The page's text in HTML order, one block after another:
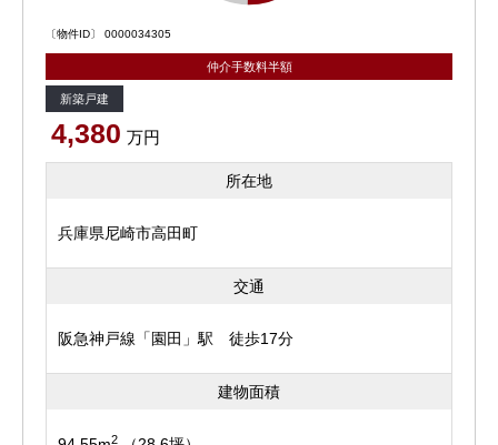
〔物件ID〕 0000034305
仲介手数料半額
新築戸建
4,380 万円
所在地
兵庫県尼崎市高田町
交通
阪急神戸線「園田」駅 徒歩17分
建物面積
2